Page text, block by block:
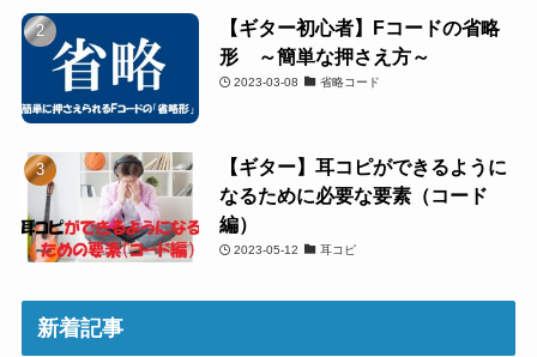
【ギター初心者】Fコードの省略
形 ～簡単な押さえ方～
2023-03-08 省略コード
【ギター】耳コピができるように
なるために必要な要素（コード
編）
2023-05-12 耳コピ
新着記事